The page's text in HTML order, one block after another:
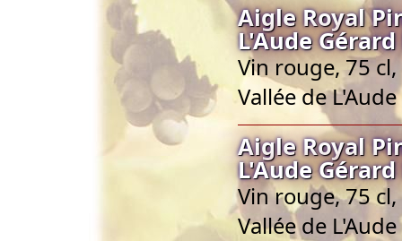
Aigle Royal
L'Aude
Vin rouge, 75
Vallée de L'Aude
Aigle Royal
L'Aude
Vin rouge, 75
Vallée de L'Aude